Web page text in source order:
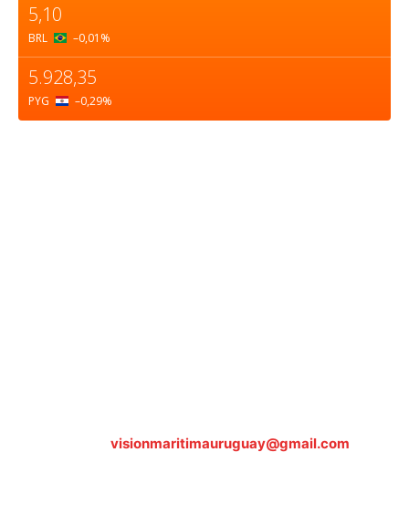
5,10
BRL –0,01 %
5.928,35
PYG –0,29%
visionmaritimauruguay@gmail.com